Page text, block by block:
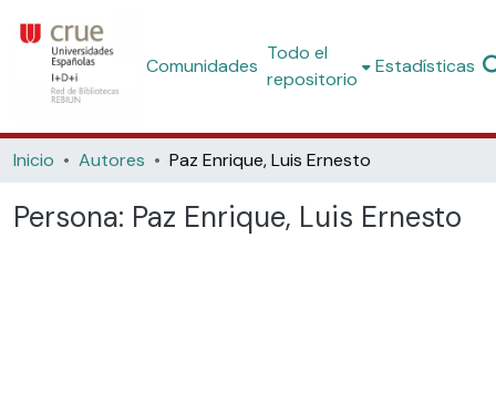
Comunidades
Todo el
repositorio
Estadísticas
Inicio Autores Paz Enrique, Luis Ernesto
Persona: Paz Enrique, Luis Ernesto